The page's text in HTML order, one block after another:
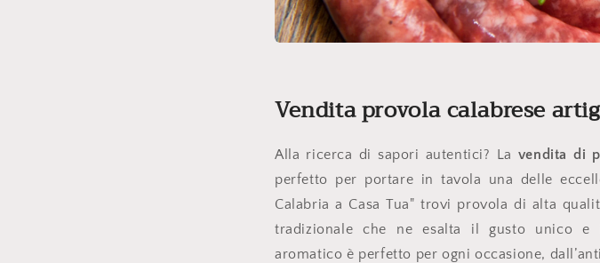
Vendita provola calabrese
Alla ricerca di sapori autentici? La vendita di
perfetto per portare in tavola una delle
Calabria a Casa Tua" trovi provola di alta
tradizionale che ne esalta il gusto unico e
aromatico è perfetto per ogni occasione,